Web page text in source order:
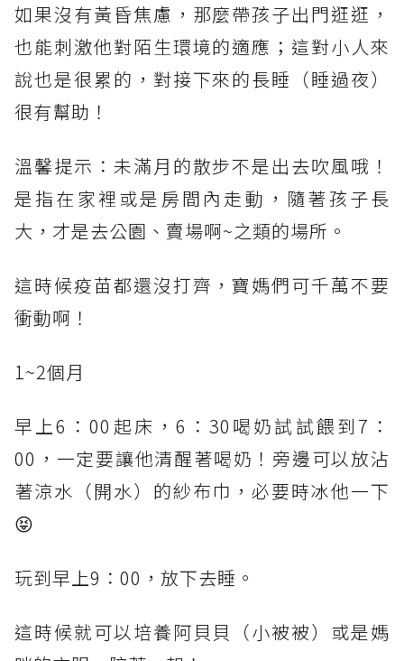
如果沒有黃昏焦慮，那麼帶孩子出門逛逛，
也能刺激他對陌生環境的適應；這對小人來
說也是很累的，對接下來的長睡（睡過夜）
很有幫助！
溫馨提示：未滿月的散步不是出去吹風哦！
是指在家裡或是房間內走動，隨著孩子長
大，才是去公園、賣場啊~之類的場所。
這時候疫苗都還沒打齊，寶媽們可千萬不要
衝動啊！
1~2個月
早上6：00起床，6：30喝奶試試餵到7：
00，一定要讓他清醒著喝奶！旁邊可以放沾
著涼水（開水）的紗布巾，必要時冰他一下
😝
玩到早上9：00，放下去睡。
這時候就可以培養阿貝貝（小被被）或是媽